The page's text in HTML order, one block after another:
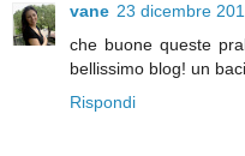
vane 23 dicembre
che buone queste
bellissimo blog! un
Rispondi